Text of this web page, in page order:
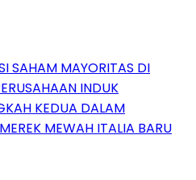
SAHAM MAYORITAS DI
INDUK
KEDUA DALAM
MEWAH ITALIA BARU